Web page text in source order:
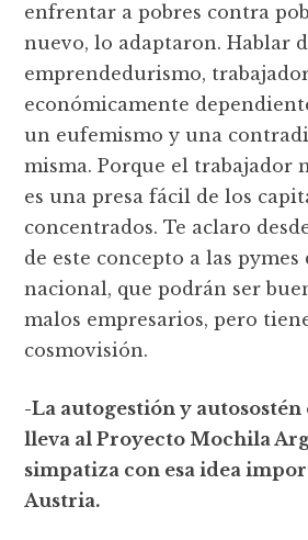
enfrentar a pobres contra
nuevo, lo adaptaron. Hablar
emprendedurismo,
económicamente
un eufemismo y una
misma. Porque el trabajador
es una presa fácil de los
concentrados. Te aclaro
de este concepto a las
nacional, que podrán ser
malos empresarios, pero
cosmovisión.
-La autogestión y
lleva al Proyecto Mochila
simpatiza con esa idea
Austria.